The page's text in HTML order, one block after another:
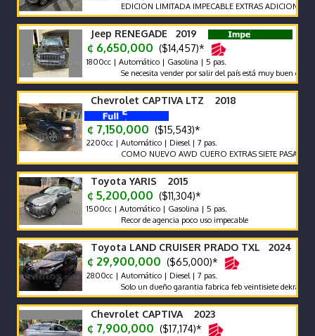
EDICION LIMITADA IMPECABLE EXTRAS ADICIONALES
Jeep RENEGADE 2019
¢ 6,650,000 ($14,457)*
1800cc | Automático | Gasolina | 5 pas.
Se necesita vender por salir del país está muy buen cuidado
Chevrolet CAPTIVA LTZ 2018
¢ 7,150,000 ($15,543)*
2200cc | Automático | Diesel | 7 pas.
COMO NUEVO AWD CUERO EXTRAS SIETE PASAJEROS
Toyota YARIS 2015
¢ 5,200,000 ($11,304)*
1500cc | Automático | Gasolina | 5 pas.
Recor de agencia poco uso impecable
Toyota LAND CRUISER PRADO TXL 2024
¢ 29,900,000 ($65,000)*
2800cc | Automático | Diesel | 7 pas.
Solo un dueño garantia fabrica feb veintisiete dekra dos mil
Chevrolet CAPTIVA 2023
¢ 7,900,000 ($17,174)*